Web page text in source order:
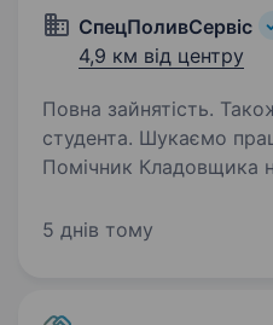
СпецПоливСервіс
4,9 км від центру
Повна зайнятість.
студента. Шукаємо працівника на склад
Помічник Кладовщика
основі Графік роботи з 9:00 — 18:00, з Пн по
5 днів тому